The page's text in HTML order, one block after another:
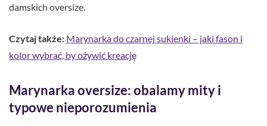
damskich oversize.
Czytaj także: Marynarka do czarnej sukienki – jaki fason i
kolor wybrać, by ożywić kreację
Marynarka oversize: obalamy mity i
typowe nieporozumienia